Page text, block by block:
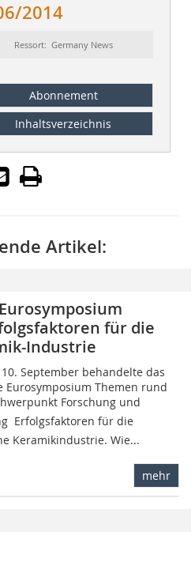
2014
Ressort: Germany News
Abonnement
Inhaltsverzeichnis
Artikel:
für die
Industrie
September behandelte das
Eurosymposium Themen rund
Forschung und
 Erfolgsfaktoren für die
Keramikindustrie. Wie...
mehr